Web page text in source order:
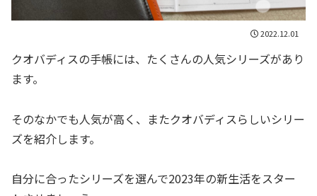
2022.12.01
クオバディスの手帳には、たくさんの人気シリーズがあり
ます。
そのなかでも人気が高く、またクオバディスらしいシリー
ズを紹介します。
自分に合ったシリーズを選んで2023年の新生活をスター